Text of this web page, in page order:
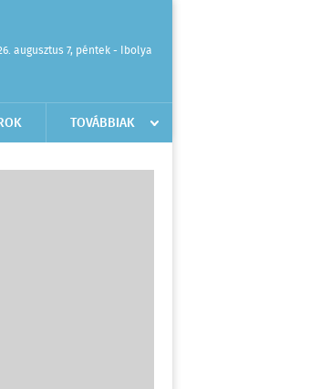
augusztus 7, péntek - Ibolya
TOVÁBBIAK